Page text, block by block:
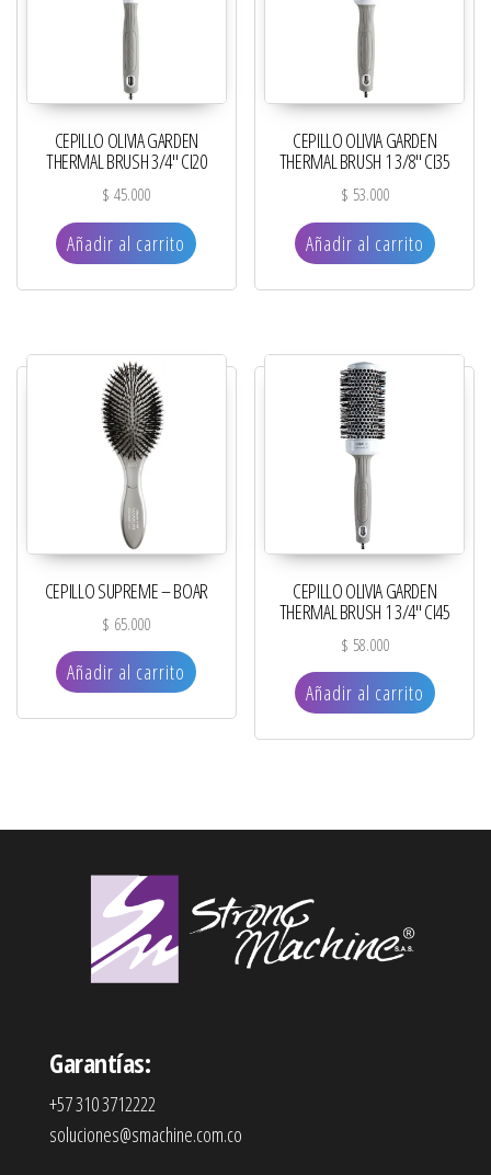
CEPILLO OLIVIA GARDEN
THERMAL BRUSH 3/4″ CI20
$ 45.000
Añadir al carrito
CEPILLO OLIVIA GARDEN
THERMAL BRUSH 1 3/8″ CI35
$ 53.000
Añadir al carrito
CEPILLO SUPREME – BOAR
$ 65.000
Añadir al carrito
CEPILLO OLIVIA GARDEN
THERMAL BRUSH 1 3/4″ CI45
$ 58.000
Añadir al carrito
Garantías:
+57 310 3712222
soluciones@smachine.com.co